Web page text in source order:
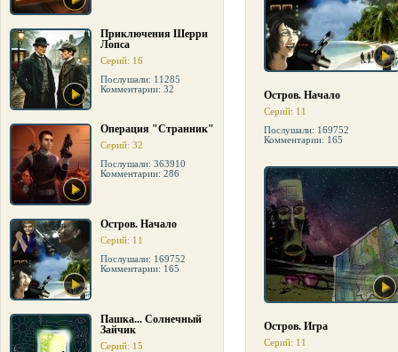
Приключения Шерри
Лопса
Серий: 16
Послушали: 11285
Комментарии: 32
Операция "Странник"
Серий: 32
Послушали: 363910
Комментарии: 286
Остров. Начало
Серий: 11
Послушали: 169752
Комментарии: 165
Пашка... Солнечный
Зайчик
Серий: 15
Остров. Начало
Серий: 11
Послушали: 169752
Комментарии: 165
Остров. Игра
Серий: 11